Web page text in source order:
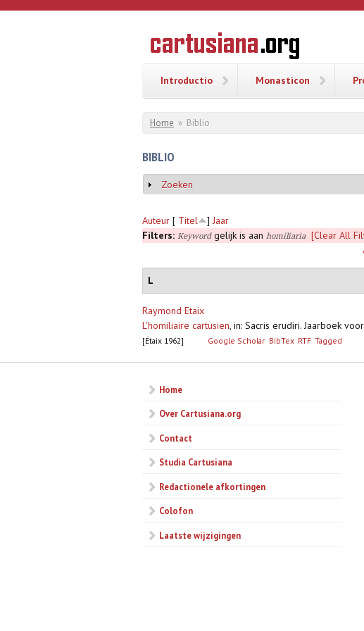
Overslaan en naar de inhoud gaan
CARTUSIANA
Geschiedenis
van de
Introductio Monasticon
U bent hier
Home » Biblio
BIBLIO
Weergeven
Zoeken
Auteur [ Titel ] Jaar
Filters: Keywordgelijk is aan homiliaria
[Clear All
L
Raymond Etaix
L'homiliaire cartusien, in: Sacris erudiri. Jaarboek
[Étaix 1962] Google Scholar BibTex RTF Tagged
Home
Over Cartusiana.org
Contact
Studia Cartusiana
Redactionele afkortingen
Colofon
Laatste wijzigingen